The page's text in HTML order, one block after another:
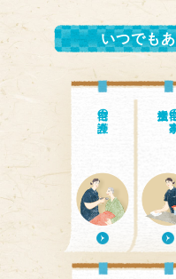
いつでも
自宅の介護 自宅の